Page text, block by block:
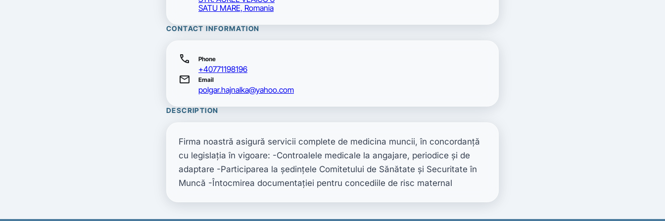
SATU MARE, Romania
CONTACT INFORMATION
call Phone
+40771198196
mail Email
polgar.hajnalka@yahoo.com
DESCRIPTION
Firma noastră asigură servicii complete de medicina muncii, în concordanţă
cu legislaţia în vigoare: -Controalele medicale la angajare, periodice şi de
adaptare -Participarea la şedinţele Comitetului de Sănătate şi Securitate în
Muncă -Întocmirea documentaţiei pentru concediile de risc maternal